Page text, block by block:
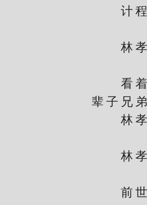
计程车
林孝儒
看着玉
辈子兄
林孝
林孝儒
前世承